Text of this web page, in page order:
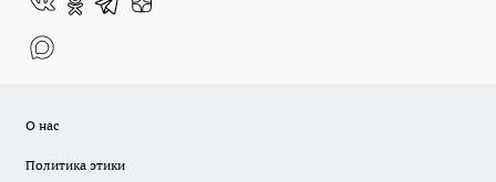
О нас
Политика этики